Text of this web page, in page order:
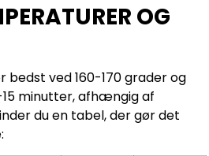
OG
bedst ved 160-170 grader og
minutter, afhængig af
du en tabel, der gør det